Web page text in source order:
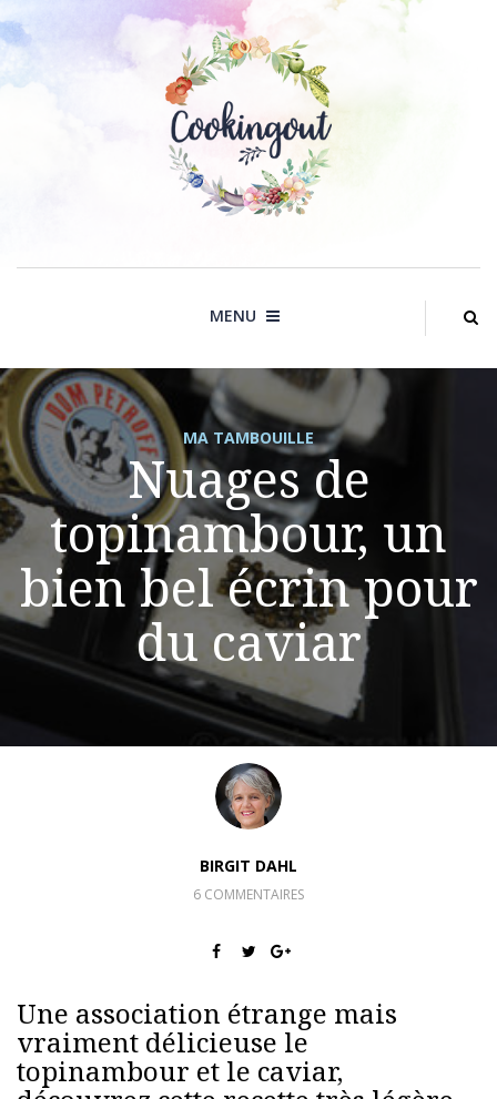
to
MENU
MA TAMBOUILLE
Nuages de
topinambour, un
bien bel écrin pour
du caviar
BIRGIT DAHL
6 COMMENTAIRES
Une association étrange mais
vraiment délicieuse le
topinambour et le caviar,